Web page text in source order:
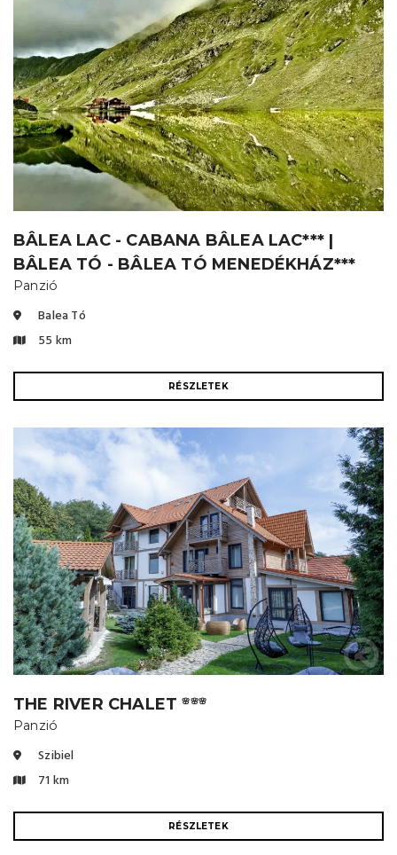
BÂLEA LAC - CABANA BÂLEA LAC*** |
BÂLEA TÓ - BÂLEA TÓ MENEDÉKHÁZ***
Panzió
Balea Tó
55 km
RÉSZLETEK
THE RIVER CHALET🌸🌸🌸
Panzió
Szibiel
71 km
RÉSZLETEK